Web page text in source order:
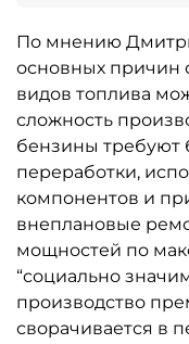
По мнению
основных причин
видов топлива
сложность
бензины требуют
переработки,
компонентов и
внеплановые
мощностей по
“социально
производство
сворачивается в